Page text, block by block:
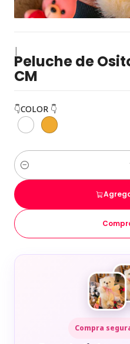
|
Peluche de
CM
👇COLOR 👇
Cantidad
Compra